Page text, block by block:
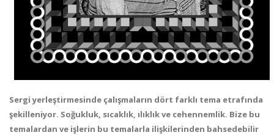
Sergi yerleştirmesinde çalışmaların dört farklı tema etrafında
şekilleniyor. Soğukluk, sıcaklık, ılıklık ve cehennemlik. Bize bu
temalardan ve işlerin bu temalarla ilişkilerinden bahsedebilir